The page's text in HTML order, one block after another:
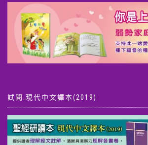
試閱:現代中文譯本(2019)